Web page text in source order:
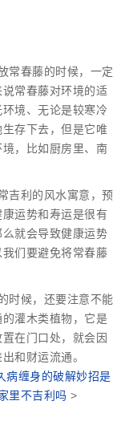
常春藤的时候，一定
常春藤对环境的适
境、无论是较寒冷
存下去，但是它唯
，比如厨房里、南
吉利的风水寓意，预
运势和寿运是很有
就会导致健康运势
们要避免将常春藤
时候，还要注意不能
灌木类植物，它是
在门口处，就会因
和财运流通。
病缠身的破解妙招是
里不吉利吗 >